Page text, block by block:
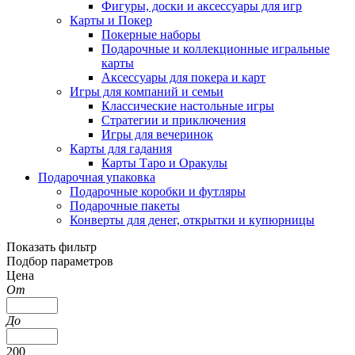
Фигуры, доски и аксессуары для игр
Карты и Покер
Покерные наборы
Подарочные и коллекционные игральные
карты
Аксессуары для покера и карт
Игры для компаний и семьи
Классические настольные игры
Стратегии и приключения
Игры для вечеринок
Карты для гадания
Карты Таро и Оракулы
Подарочная упаковка
Подарочные коробки и футляры
Подарочные пакеты
Конверты для денег, открытки и купюрницы
Показать фильтр
Подбор параметров
Цена
От
До
200